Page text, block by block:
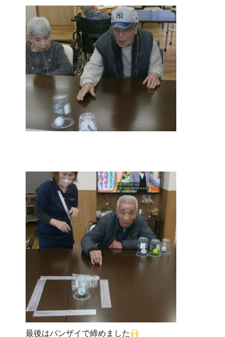
最後はバンザイで締めました